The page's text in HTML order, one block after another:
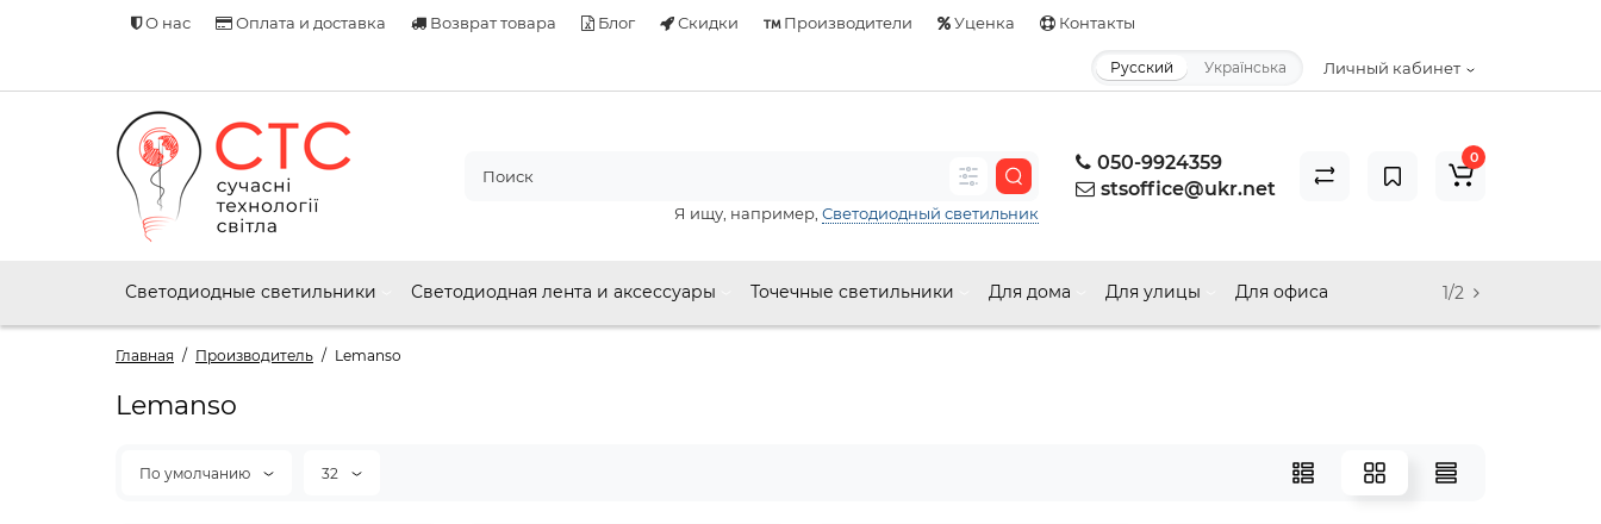
О нас Оплата и доставка Возврат товара Блог Скидки Производители Уценка Контакты
Личный кабинет
Русский Українська
050-9924359
stsoffice@ukr.net
Я ищу, например, Светодиодный светильник
0
Светодиодные светильники Светодиодная лента и аксессуары Точечные светильники Для дома Для улицы Для офиса 1/2
Главная Производитель Lemanso
Lemanso
По умолчанию 32